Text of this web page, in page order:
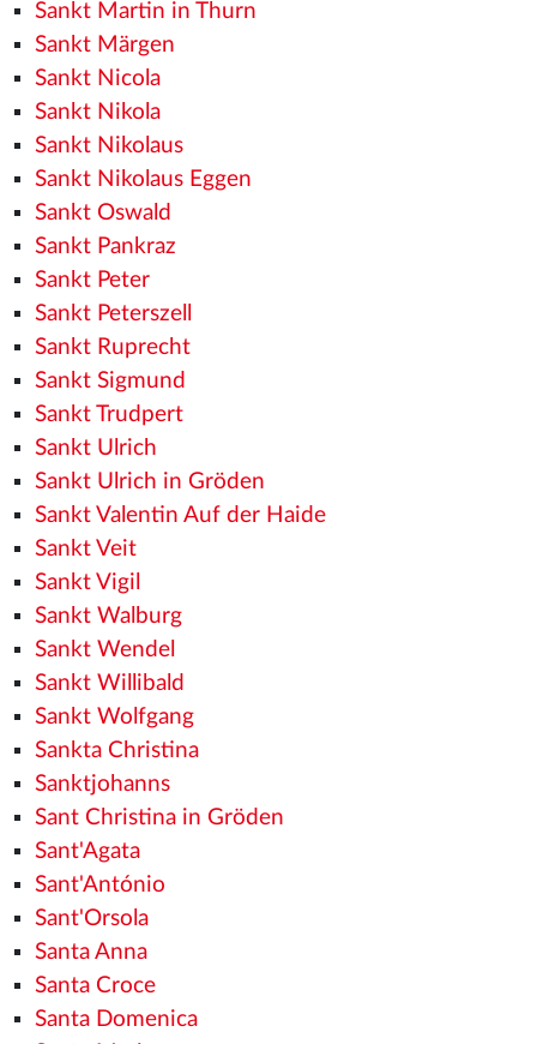
Sankt Martin in Thurn
Sankt Märgen
Sankt Nicola
Sankt Nikola
Sankt Nikolaus
Sankt Nikolaus Eggen
Sankt Oswald
Sankt Pankraz
Sankt Peter
Sankt Peterszell
Sankt Ruprecht
Sankt Sigmund
Sankt Trudpert
Sankt Ulrich
Sankt Ulrich in Gröden
Sankt Valentin Auf der Haide
Sankt Veit
Sankt Vigil
Sankt Walburg
Sankt Wendel
Sankt Willibald
Sankt Wolfgang
Sankta Christina
Sanktjohanns
Sant Christina in Gröden
Sant'Agata
Sant'António
Sant'Orsola
Santa Anna
Santa Croce
Santa Domenica